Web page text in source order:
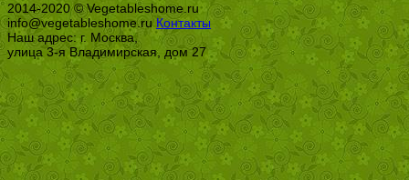
2014-2020 © Vegetableshome.ru
info@vegetableshome.ruКонтакты
Наш адрес: г. Москва,
улица 3-я Владимирская, дом 27